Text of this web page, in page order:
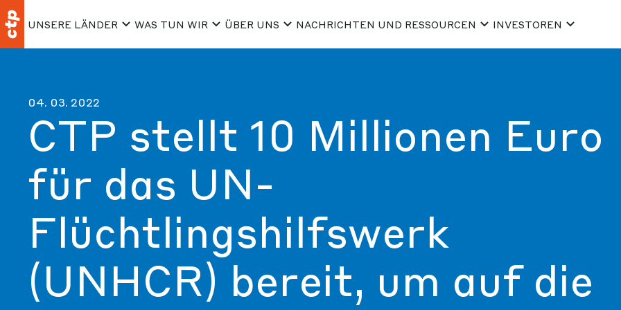
UNSERE LÄNDER WAS TUN WIR ÜBER UNS NACHRICHTEN UND RESSOURCEN INVESTOREN
04. 03. 2022
CTP stellt 10 Millionen Euro
für das UN-
Flüchtlingshilfswerk
(UNHCR) bereit, um auf die